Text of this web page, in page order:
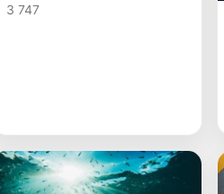
3 747